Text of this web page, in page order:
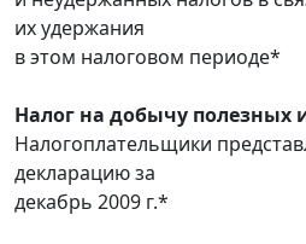
их удержания
в этом налоговом периоде*
Налог на добычу полезных
Налогоплательщики
декларацию за
декабрь 2009 г.*